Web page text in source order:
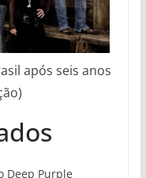
após seis anos
Deep Purple